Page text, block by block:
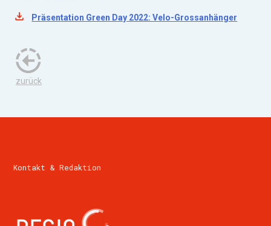
Präsentation Green Day 2022: Velo-Grossanhänger
zurück
Kontakt & Redaktion